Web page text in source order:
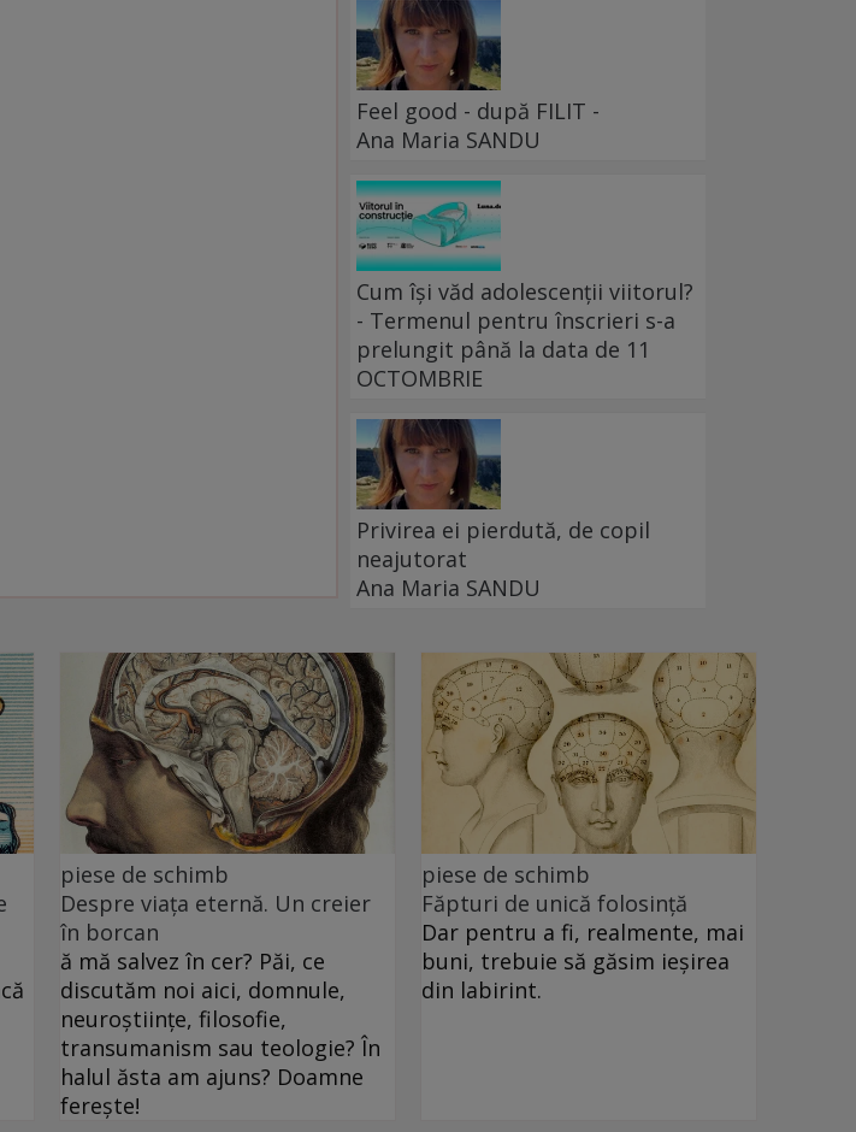
Feel good - după FILIT -
Ana Maria SANDU
Cum își văd adolescenții viitorul?
- Termenul pentru înscrieri s-a
prelungit până la data de 11
OCTOMBRIE
Privirea ei pierdută, de copil
neajutorat
Ana Maria SANDU
piese de schimb
Despre viața eternă. Un creier
în borcan
ă mă salvez în cer? Păi, ce
discutăm noi aici, domnule,
neuroștiințe, filosofie,
transumanism sau teologie? În
halul ăsta am ajuns? Doamne
ferește!
piese de schimb
Făpturi de unică folosință
Dar pentru a fi, realmente, mai
buni, trebuie să găsim ieșirea
din labirint.